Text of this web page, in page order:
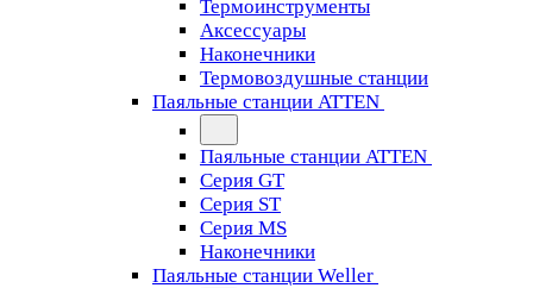
Термоинструменты
Аксессуары
Наконечники
Термовоздушные станции
Паяльные станции ATTEN
Паяльные станции ATTEN
Серия GT
Серия ST
Серия MS
Наконечники
Паяльные станции Weller